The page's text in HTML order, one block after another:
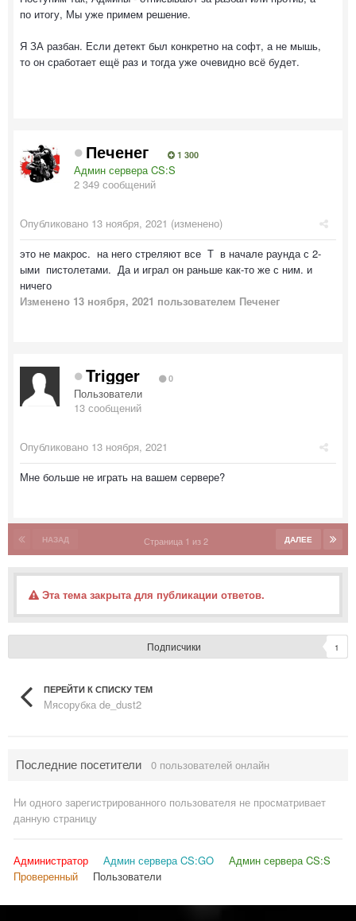
по итогу, Мы уже примем решение.
Я ЗА разбан. Если детект был конкретно на софт, а не мышь,
то он сработает ещё раз и тогда уже очевидно всё будет.
Печенег 1 300
Админ сервера CS:S
2 349 сообщений
Опубликовано 13 ноября, 2021 (изменено)
это не макрос. на него стреляют все Т в начале раунда с 2-
ыми пистолетами. Да и играл он раньше как-то же с ним. и
ничего
Изменено 13 ноября, 2021 пользователем Печенег
Trigger 0
Пользователи
13 сообщений
Опубликовано 13 ноября, 2021
Мне больше не играть на вашем сервере?
НАЗАД ДАЛЕЕ
Страница 1 из 2
Эта тема закрыта для публикации ответов.
Подписчики 1
ПЕРЕЙТИ К СПИСКУ ТЕМ
Мясорубка de_dust2
Последние посетители 0 пользователей онлайн
Ни одного зарегистрированного пользователя не просматривает
данную страницу
Администратор Админ сервера CS:GO
Админ сервера CS:S
Проверенный
Пользователи